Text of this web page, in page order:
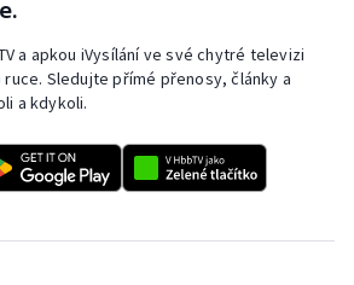
a apkou iVysílání ve své chytré televizi
Sledujte přímé přenosy, články a
a kdykoli.